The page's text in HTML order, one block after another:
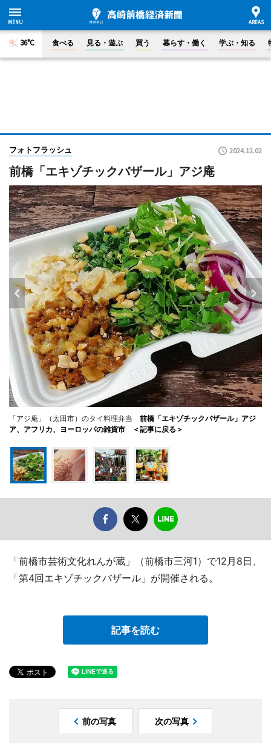
36°C 食べる 見る・遊ぶ 買う 暮らす・働く 学ぶ・知る
フォトフラッシュ 2024.12.02
前橋「エキゾチックバザール」アジ庵
「アジ庵」（太田市）のタイ料理弁当 前橋「エキゾチックバザール」アジ
ア、アフリカ、ヨーロッパの雑貨市 ＜記事に戻る＞
「前橋市芸術文化れんが蔵」（前橋市三河1）で12月8日、
「第4回エキゾチックバザール」が開催される。
記事を読む
前の写真 次の写真